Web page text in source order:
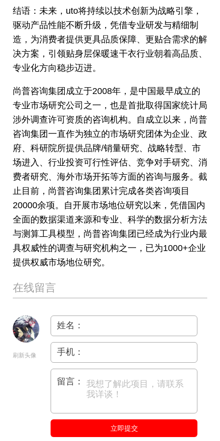
结语：未来，uto将持续以技术创新为战略引擎，
驱动产品性能不断升级，凭借专业研发与精细制
造，为消费者提供更具品质保障、更贴合需求的解
决方案，引领贴身层保暖速干衣行业朝着高品质、
专业化方向稳步迈进。
尚普咨询集团成立于2008年，是中国最早成立的
专业市场研究公司之一，也是首批取得国家统计局
涉外调查许可资质的咨询机构。自成立以来，尚普
咨询集团一直作为独立的市场研究团体为企业、政
府、科研院所提供品牌/销量研究、战略转型、市
场进入、行业投资可行性评估、竞争对手研究、消
费者研究、海外市场开拓等方面的咨询与服务。截
止目前，尚普咨询集团累计完成各类咨询项目
20000余项。自开展市场地位研究以来，凭借国内
全面的数据渠道来源和专业、科学的数据分析方法
与测算工具模型，尚普咨询集团已经成为行业内最
具权威性的调查与研究机构之一，已为1000+企业
提供权威市场地位研究。
在线留言
刷新头像
姓名：
手机：
留言：
立即提交